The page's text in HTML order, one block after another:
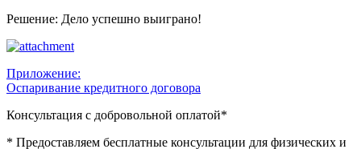
Решение: Дело успешно выиграно!
Приложение:
Оспаривание кредитного договора
Консультация с добровольной оплатой*
* Предоставляем бесплатные консультации для физических и